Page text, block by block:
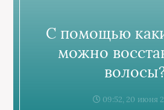
С помощью
можно
09:52, 20 июня